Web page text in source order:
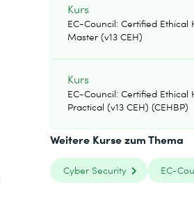
Kurs
EC-Council: Certified Ethical
Master (v13 CEH)
Kurs
EC-Council: Certified Ethical
Practical (v13 CEH) (CEHBP)
Weitere Kurse zum Thema
Cyber Security EC-